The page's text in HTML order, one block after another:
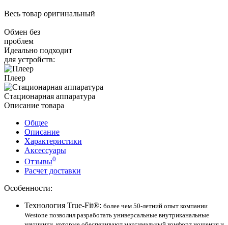
Весь товар оригинальный
Обмен без
проблем
Идеально подходит
для устройств:
Плеер
Стационарная аппаратура
Описание товара
Общее
Описание
Характеристики
Аксессуары
Отзывы0
Расчет доставки
Особенности:
Технология True-Fit®: более чем 50-летний опыт компании
Westone позволил разработать универсальные внутриканальные